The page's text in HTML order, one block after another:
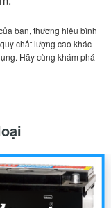
bạn, thương hiệu bình
chất lượng cao khác
Hãy cùng khám phá